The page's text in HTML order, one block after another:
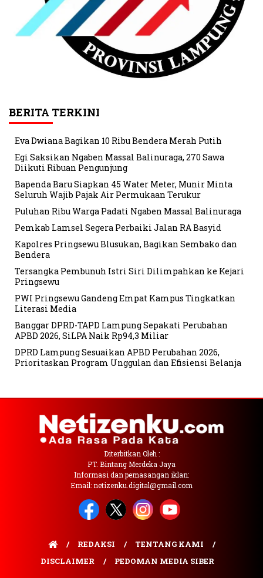
BERITA TERKINI
Eva Dwiana Bagikan 10 Ribu Bendera Merah Putih
Egi Saksikan Ngaben Massal Balinuraga, 270 Sawa
Diikuti Ribuan Pengunjung
Bapenda Baru Siapkan 45 Water Meter, Munir Minta
Seluruh Wajib Pajak Air Permukaan Terukur
Puluhan Ribu Warga Padati Ngaben Massal Balinuraga
Pemkab Lamsel Segera Perbaiki Jalan RA Basyid
Kapolres Pringsewu Blusukan, Bagikan Sembako dan
Bendera
Tersangka Pembunuh Istri Siri Dilimpahkan ke Kejari
Pringsewu
PWI Pringsewu Gandeng Empat Kampus Tingkatkan
Literasi Media
Banggar DPRD-TAPD Lampung Sepakati Perubahan
APBD 2026, SiLPA Naik Rp94,3 Miliar
DPRD Lampung Sesuaikan APBD Perubahan 2026,
Prioritaskan Program Unggulan dan Efisiensi Belanja
Diterbitkan Oleh :
PT. Bintang Merdeka Jaya
Informasi dan pemasangan iklan:
Email: netizenku.digital@gmail.com
REDAKSI
TENTANG KAMI
DISCLAIMER
PEDOMAN MEDIA SIBER